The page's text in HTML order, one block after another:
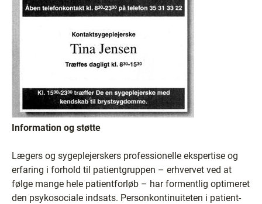
Information og støtte
Lægers og sygeplejerskers professionelle ekspertise og
erfaring i forhold til patientgruppen – erhvervet ved at
følge mange hele patientforløb – har formentlig optimeret
den psykosociale indsats. Personkontinuiteten i patient-